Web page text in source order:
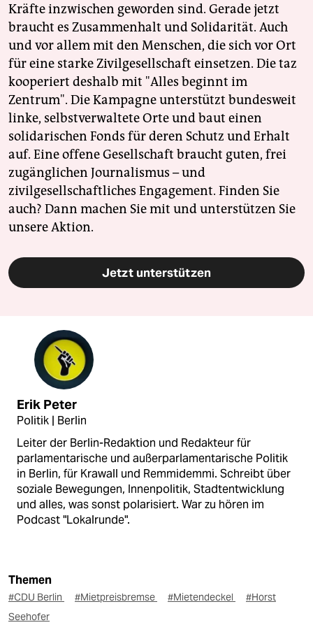
Kräfte inzwischen geworden sind. Gerade jetzt
braucht es Zusammenhalt und Solidarität. Auch
und vor allem mit den Menschen, die sich vor Ort
für eine starke Zivilgesellschaft einsetzen. Die taz
kooperiert deshalb mit "Alles beginnt im
Zentrum". Die Kampagne unterstützt bundesweit
linke, selbstverwaltete Orte und baut einen
solidarischen Fonds für deren Schutz und Erhalt
auf. Eine offene Gesellschaft braucht guten, frei
zugänglichen Journalismus – und
zivilgesellschaftliches Engagement. Finden Sie
auch? Dann machen Sie mit und unterstützen Sie
unsere Aktion.
Jetzt unterstützen
Erik Peter
Politik | Berlin
Leiter der Berlin-Redaktion und Redakteur für
parlamentarische und außerparlamentarische Politik
in Berlin, für Krawall und Remmidemmi. Schreibt über
soziale Bewegungen, Innenpolitik, Stadtentwicklung
und alles, was sonst polarisiert. War zu hören im
Podcast "Lokalrunde".
Themen
#CDU Berlin #Mietpreisbremse #Mietendeckel
#Horst
Seehofer